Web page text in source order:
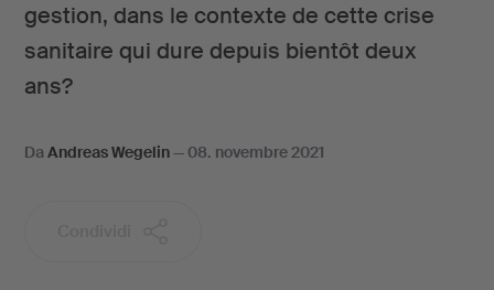
gestion, dans le contexte de cette crise
sanitaire qui dure depuis bientôt deux
ans?
DaAndreas Wegelin— 08. novembre 2021